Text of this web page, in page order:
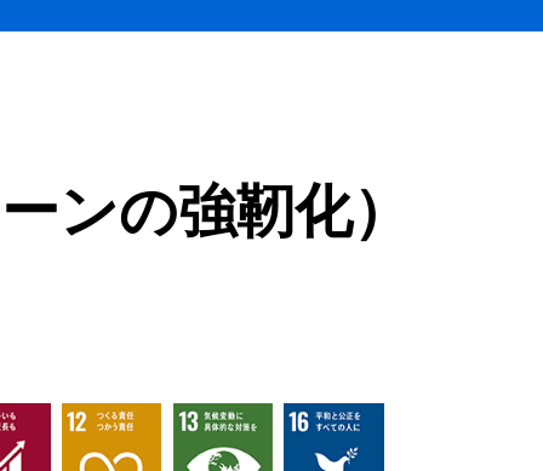
ンの強靭化）